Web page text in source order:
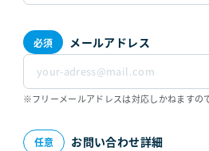
メールアドレス
※フリーメールアドレスは対応しかねますの
お問い合わせ詳細